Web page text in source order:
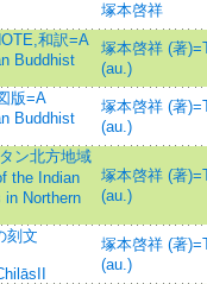
塚本啓祥
和訳=A
Buddhist
塚本啓祥 (著
(au.)
版=A
Buddhist
塚本啓祥 (著
(au.)
ン北方地域
the Indian
Northern
塚本啓祥 (著
(au.)
刻文
塚本啓祥 (著
(au.)